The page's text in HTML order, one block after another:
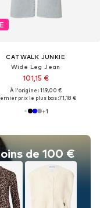
de 100 €
CATWALK JUNKIE
Wide Leg Jean
101,15 €
À l'origine : 119,00 €
prix le plus bas :71,18 €
+1